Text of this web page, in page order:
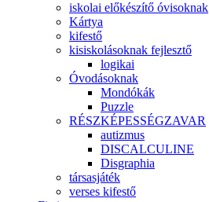
iskolai előkészítő óvisoknak
Kártya
kifestő
kisiskolásoknak fejlesztő
logikai
Óvodásoknak
Mondókák
Puzzle
RÉSZKÉPESSÉGZAVAR
autizmus
DISCALCULINE
Disgraphia
társasjáték
verses kifestő